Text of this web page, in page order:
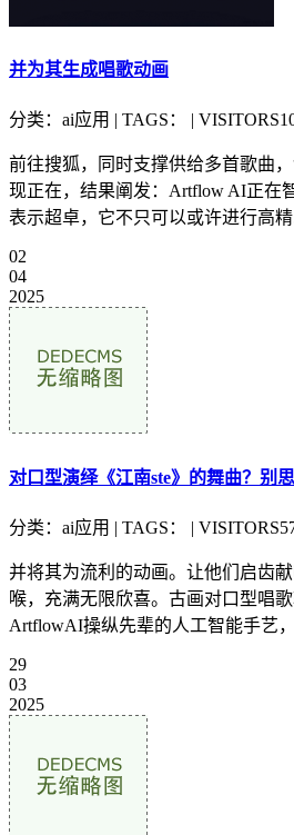
并为其生成唱歌动画
分类：ai应用 | TAGS： |
前往搜狐，同时支撑供给多首歌曲
现正在，结果阐发：Artflow AI正在
表示超卓，它不只可以或许进行高精
02
04
2025
对口型演绎《江南ste》的舞曲？别
分类：ai应用 | TAGS： |
并将其为流利的动画。让他们启齿
喉，充满无限欣喜。古画对口型唱
ArtflowAI操纵先辈的人工智能手艺
29
03
2025